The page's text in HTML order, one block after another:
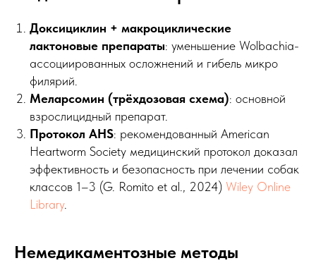
Доксициклин + макроциклические
лактоновые препараты: уменьшение Wolbachia-
ассоциированных осложнений и гибель микро
филярий.
Меларсомин (трёхдозовая схема): основной
взрослицидный препарат.
Протокол AHS: рекомендованный American
Heartworm Society медицинский протокол доказал
эффективность и безопасность при лечении собак
классов 1–3 (G. Romito et al., 2024) Wiley Online
Library.
Немедикаментозные методы